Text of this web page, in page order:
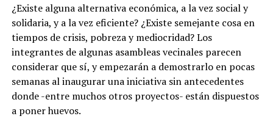
¿Existe alguna alternativa económica, a la vez social y
solidaria, y a la vez eficiente? ¿Existe semejante cosa en
tiempos de crisis, pobreza y mediocridad? Los
integrantes de algunas asambleas vecinales parecen
considerar que sí, y empezarán a demostrarlo en pocas
semanas al inaugurar una iniciativa sin antecedentes
donde -entre muchos otros proyectos- están dispuestos
a poner huevos.